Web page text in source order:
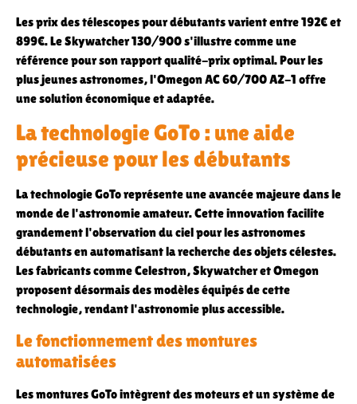
Les prix des télescopes pour débutants varient entre 192€ et
899€. Le Skywatcher 130/900 s'illustre comme une
référence pour son rapport qualité-prix optimal. Pour les
plus jeunes astronomes, l'Omegon AC 60/700 AZ-1 offre
une solution économique et adaptée.
La technologie GoTo : une aide
précieuse pour les débutants
La technologie GoTo représente une avancée majeure dans le
monde de l'astronomie amateur. Cette innovation facilite
grandement l'observation du ciel pour les astronomes
débutants en automatisant la recherche des objets célestes.
Les fabricants comme Celestron, Skywatcher et Omegon
proposent désormais des modèles équipés de cette
technologie, rendant l'astronomie plus accessible.
Le fonctionnement des montures
automatisées
Les montures GoTo intègrent des moteurs et un système de